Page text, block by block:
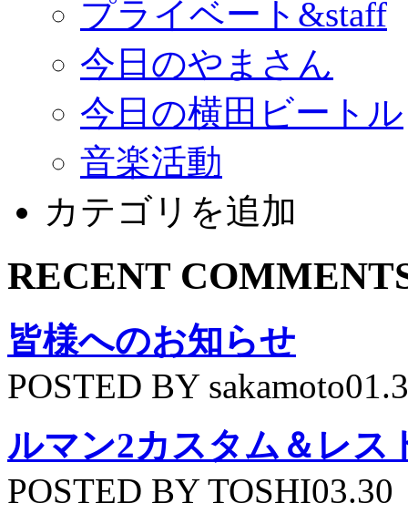
プライベート&staff
今日のやまさん
今日の横田ビートル
音楽活動
カテゴリを追加
RECENT
皆様へのお知らせ
POSTED BY
ルマン2カスタム＆レス
POSTED BY TOSHI03.30